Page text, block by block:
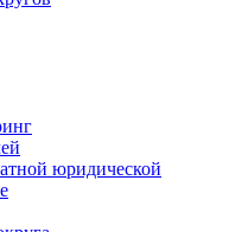
юридической